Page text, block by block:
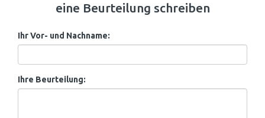
eine Beurteilung schreiben
Ihr Vor- und Nachname:
Ihre Beurteilung: